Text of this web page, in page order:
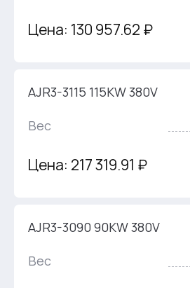
Цена: 130 957.62 ₽
AJR3-3115 115KW 380V
Вес
Цена: 217 319.91 ₽
AJR3-3090 90KW 380V
Вес